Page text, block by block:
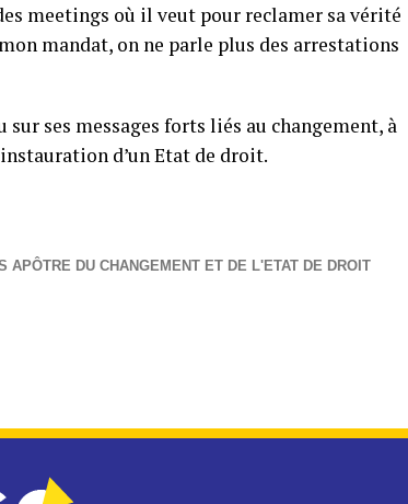
meetings où il veut pour reclamer sa vérité
mandat, on ne parle plus des arrestations
sur ses messages forts liés au changement, à
d’un Etat de droit.
APÔTRE DU CHANGEMENT ET DE L'ETAT DE DROIT